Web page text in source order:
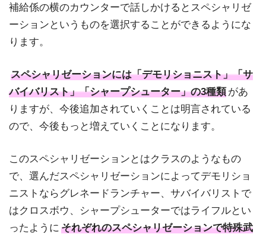
補給係の横のカウンターで話しかけるとスペシャリゼ
ーションというものを選択することができるようにな
ります。
スペシャリゼーションには「デモリショニスト」「サ
バイバリスト」「シャープシューター」の3種類 があ
りますが、今後追加されていくことは明言されている
ので、今後もっと増えていくことになります。
このスペシャリゼーションとはクラスのようなもの
で、選んだスペシャリゼーションによってデモリショ
ニストならグレネードランチャー、サバイバリストで
はクロスボウ、シャープシューターではライフルとい
ったように それぞれのスペシャリゼーションで特殊武